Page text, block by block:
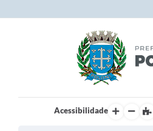
Acessibilidade